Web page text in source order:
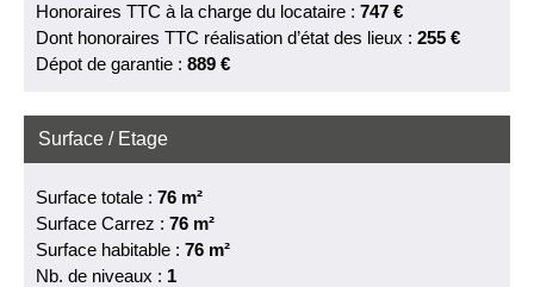
Honoraires TTC à la charge du locataire : 747 €
Dont honoraires TTC réalisation d’état des lieux : 255 €
Dépot de garantie : 889 €
Surface / Etage
Surface totale : 76 m²
Surface Carrez : 76 m²
Surface habitable : 76 m²
Nb. de niveaux : 1